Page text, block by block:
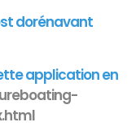
dorénavant
applicationen